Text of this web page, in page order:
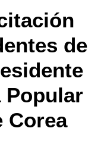
de
Popular
Corea